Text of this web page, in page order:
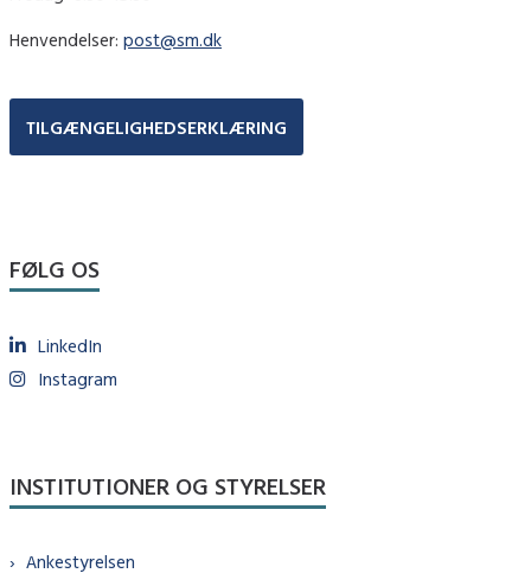
Henvendelser: post@sm.dk
TILGÆNGELIGHEDSERKLÆRING
FØLG OS
LinkedIn
Instagram
INSTITUTIONER OG STYRELSER
Ankestyrelsen